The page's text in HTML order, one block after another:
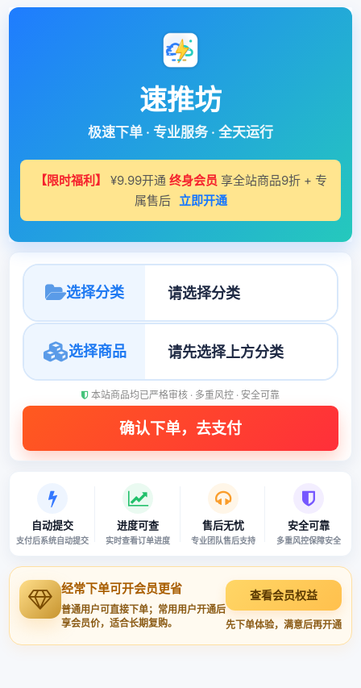
速推坊
极速下单 · 专业服务 · 全天运行
【限时福利】 ¥9.99开通 终身会员 享全站商品9折 + 专
属售后 立即开通
选择分类
选择商品
本站商品均已严格审核 · 多重风控 · 安全可靠
自动提交
支付后系统自动提交
进度可查
实时查看订单进度
售后无忧
专业团队售后支持
安全可靠
多重风控保障安全
经常下单可开会员更省
普通用户可直接下单；常用用户开通后
享会员价，适合长期复购。
查看会员权益
先下单体验，满意后再开通